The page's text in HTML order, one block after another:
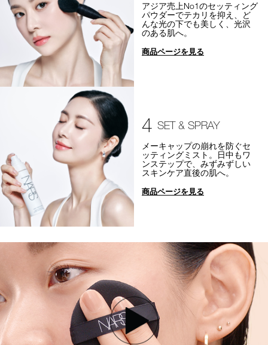
アジア売上No1のセッティング
パウダーでテカリを抑え、ど
んな光の下でも美しく、光沢
のある肌へ。
商品ページを見る
4 SET & SPRAY
メーキャップの崩れを防ぐセ
ッティングミスト。日中もワ
ンステップで、みずみずしい
スキンケア直後の肌へ。
商品ページを見る